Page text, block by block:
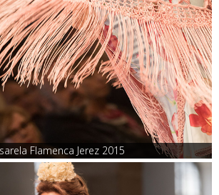
Flamenca Jerez 2015